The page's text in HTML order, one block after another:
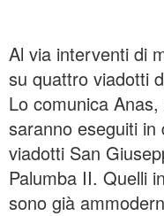
Al via interventi di
su quattro viadotti
Lo comunica
saranno eseguiti in
viadotti San
Palumba II. Quelli
sono già